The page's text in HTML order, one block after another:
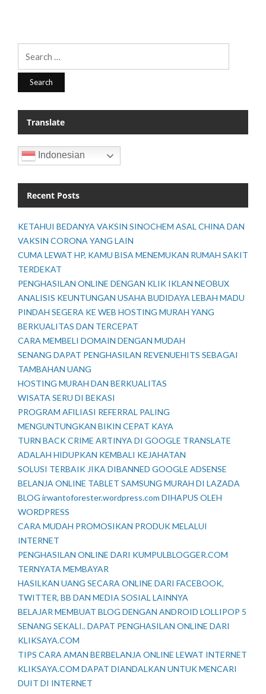
Translate
Indonesian
Recent Posts
KETAHUI BEDANYA VAKSIN SINOCHEM ASAL CHINA DAN
VAKSIN CORONA YANG LAIN
CUMA LEWAT HP, KAMU BISA MENEMUKAN RUMAH SAKIT
TERDEKAT
PENGHASILAN ONLINE DENGAN KLIK IKLAN NEOBUX
ANALISIS KEUNTUNGAN USAHA BUDIDAYA LEBAH MADU
PINDAH SEGERA KE WEB HOSTING MURAH YANG
BERKUALITAS DAN TERCEPAT
CARA MEMBELI DOMAIN DENGAN MUDAH
SENANG DAPAT PENGHASILAN REVENUEHITS SEBAGAI
TAMBAHAN UANG
HOSTING MURAH DAN BERKUALITAS
WISATA SERU DI BEKASI
PROGRAM AFILIASI REFERRAL PALING
MENGUNTUNGKAN BIKIN CEPAT KAYA
TURN BACK CRIME ARTINYA DI GOOGLE TRANSLATE
ADALAH HIDUPKAN KEMBALI KEJAHATAN
SOLUSI TERBAIK JIKA DIBANNED GOOGLE ADSENSE
BELANJA ONLINE TABLET SAMSUNG MURAH DI LAZADA
BLOG irwantoforester.wordpress.com DIHAPUS OLEH
WORDPRESS
CARA MUDAH PROMOSIKAN PRODUK MELALUI
INTERNET
PENGHASILAN ONLINE DARI KUMPULBLOGGER.COM
TERNYATA MEMBAYAR
HASILKAN UANG SECARA ONLINE DARI FACEBOOK,
TWITTER, BB DAN MEDIA SOSIAL LAINNYA
BELAJAR MEMBUAT BLOG DENGAN ANDROID LOLLIPOP 5
SENANG SEKALI.. DAPAT PENGHASILAN ONLINE DARI
KLIKSAYA.COM
TIPS CARA AMAN BERBELANJA ONLINE LEWAT INTERNET
KLIKSAYA.COM DAPAT DIANDALKAN UNTUK MENCARI
DUIT DI INTERNET